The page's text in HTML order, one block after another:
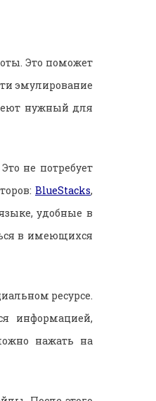
Это поможет
эмулирование
нужный для
не потребует
BlueStacks,
удобные в
в имеющихся
ресурсе.
информацией,
нажать на